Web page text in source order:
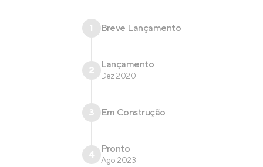
1 Breve Lançamento
2 Lançamento
Dez 2020
3 Em Construção
4 Pronto
Ago 2023